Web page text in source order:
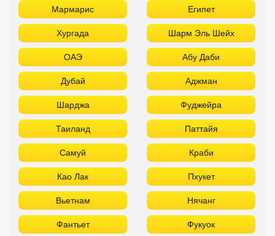
Мармарис Египет
Хургада Шарм Эль Шейх
ОАЭ Абу Даби
Дубай Аджман
Шарджа Фуджейра
Таиланд Паттайя
Самуй Краби
Као Лак Пхукет
Вьетнам Нячанг
Фантьет Фукуок